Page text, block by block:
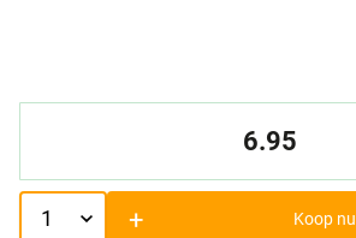
6.95
+ Koop nu